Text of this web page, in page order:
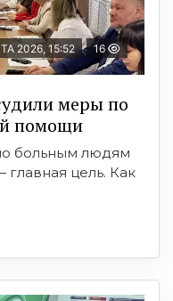
2026, 15:52 16
меры по
помощи
больным людям
цель. Как